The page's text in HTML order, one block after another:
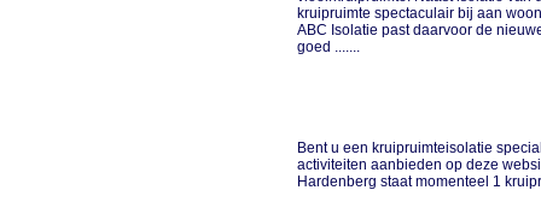
kruipruimte spectaculair bij aan
ABC Isolatie past daarvoor de
goed .......
Bent u een kruipruimteisolatie
activiteiten aanbieden op deze
Hardenberg staat momenteel 1